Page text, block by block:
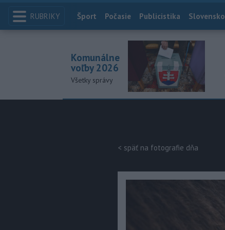
RUBRIKY Index
Šport Počasie Publicistika Slovensko
Komunálne
voľby 2026
Všetky správy
< späť na fotografie dňa